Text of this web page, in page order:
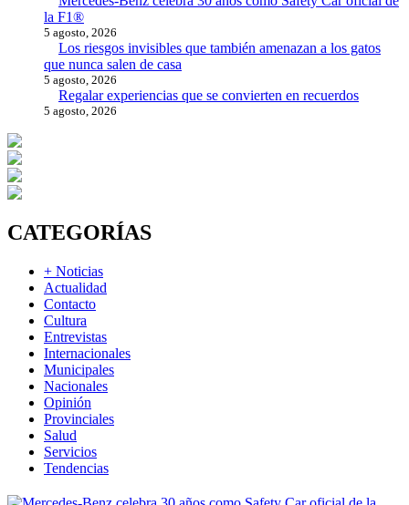
la F1®
5 agosto, 2026
Los riesgos invisibles que también amenazan a los gatos
que nunca salen de casa
5 agosto, 2026
Regalar experiencias que se convierten en recuerdos
5 agosto, 2026
CATEGORÍAS
+ Noticias
Actualidad
Contacto
Cultura
Entrevistas
Internacionales
Municipales
Nacionales
Opinión
Provinciales
Salud
Servicios
Tendencias